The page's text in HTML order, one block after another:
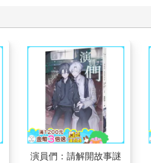
演員們：請解開故事謎